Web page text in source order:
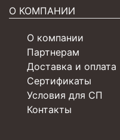
О КОМПАНИИ
О компании
Партнерам
Доставка и оплата
Сертификаты
Условия для СП
Контакты